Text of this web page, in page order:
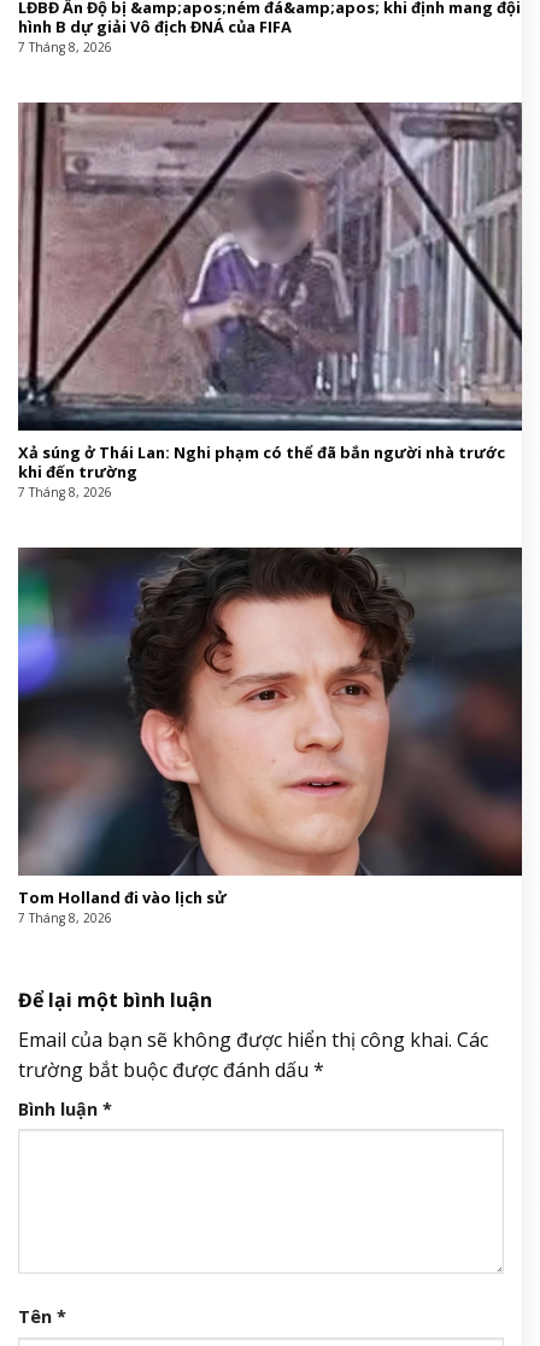
LĐBĐ Ấn Độ bị &amp;apos;ném đá&amp;apos; khi định mang đội
hình B dự giải Vô địch ĐNÁ của FIFA
7 Tháng 8, 2026
Xả súng ở Thái Lan: Nghi phạm có thể đã bắn người nhà trước
khi đến trường
7 Tháng 8, 2026
Tom Holland đi vào lịch sử
7 Tháng 8, 2026
Để lại một bình luận
Email của bạn sẽ không được hiển thị công khai. Các
trường bắt buộc được đánh dấu *
Bình luận *
Tên *